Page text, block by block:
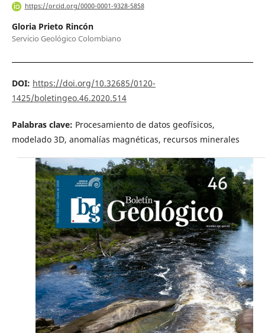
https://orcid.org/0000-0001-9328-5858
Gloria Prieto Rincón
Servicio Geológico Colombiano
DOI: https://doi.org/10.32685/0120-
1425/boletingeo.46.2020.514
Palabras clave: Procesamiento de datos geofísicos,
modelado 3D, anomalías magnéticas, recursos minerales